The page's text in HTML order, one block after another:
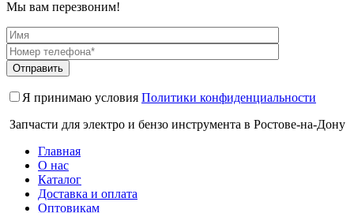
Мы вам перезвоним!
Я принимаю условия Политики конфиденциальности
Запчасти для электро и бензо инструмента в Ростове-на-Дону
Главная
О нас
Каталог
Доставка и оплата
Оптовикам